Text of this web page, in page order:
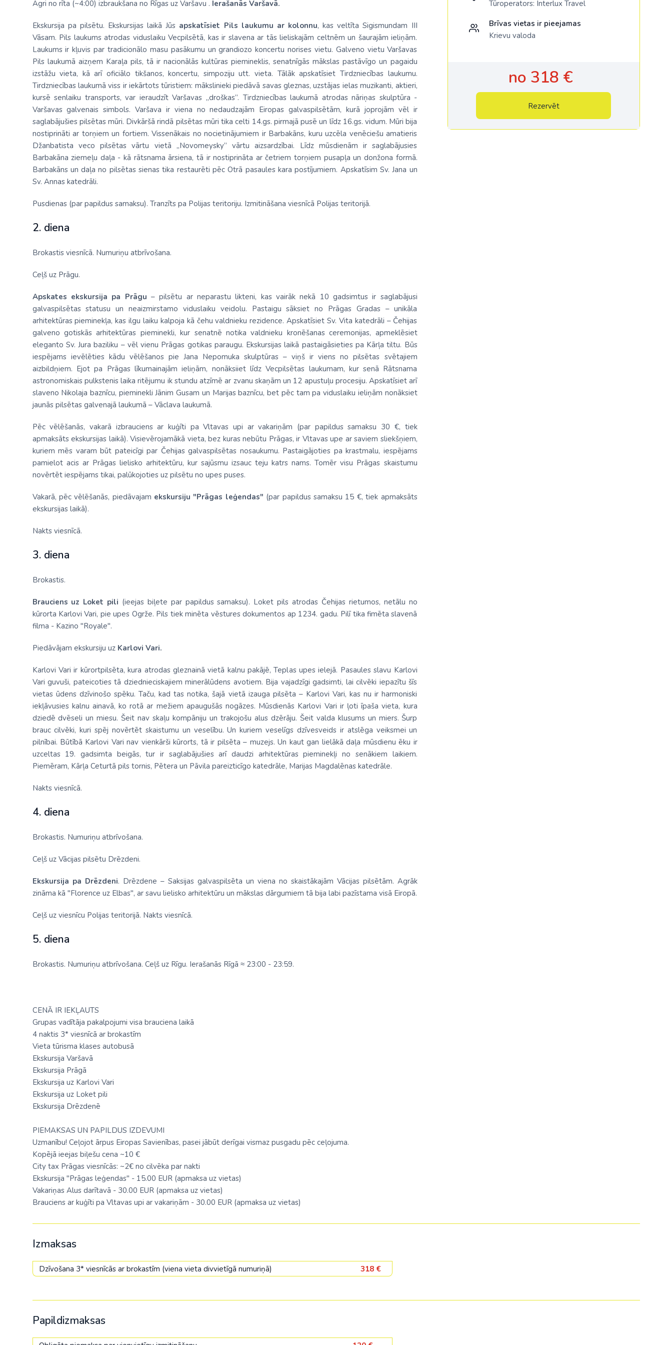
Nepāla
Omāna
Saūda Arābija
Singapūra
Šrilanka
Tadžikistāna
Taizeme
Agri no rīta (~4:00) izbraukšana no Rīgas uz Varšavu . Ierašanās Varšavā.
Ekskursija pa pilsētu. Ekskursijas laikā Jūs apskatīsiet Pils laukumu ar kolonnu, kas veltīta Sigismundam III
Vāsam. Pils laukums atrodas viduslaiku Vecpilsētā, kas ir slavena ar tās lieliskajām celtnēm un šaurajām ieliņām.
Laukums ir kļuvis par tradicionālo masu pasākumu un grandiozo koncertu norises vietu. Galveno vietu Varšavas
Pils laukumā aizņem Karaļa pils, tā ir nacionālās kultūras piemineklis, senatnīgās mākslas pastāvīgo un pagaidu
izstāžu vieta, kā arī oficiālo tikšanos, koncertu, simpoziju utt. vieta. Tālāk apskatīsiet Tirdzniecības laukumu.
Tirdzniecības laukumā viss ir iekārtots tūristiem: mākslinieki piedāvā savas gleznas, uzstājas ielas muzikanti, aktieri,
kursē senlaiku transports, var ieraudzīt Varšavas „droškas”. Tirdzniecības laukumā atrodas nāriņas skulptūra -
Varšavas galvenais simbols. Varšava ir viena no nedaudzajām Eiropas galvaspilsētām, kurā joprojām vēl ir
saglabājušies pilsētas mūri. Divkāršā rindā pilsētas mūri tika celti 14.gs. pirmajā pusē un līdz 16.gs. vidum. Mūri bija
nostiprināti ar torņiem un fortiem. Vissenākais no nocietinājumiem ir Barbakāns, kuru uzcēla venēciešu amatieris
Džanbatista veco pilsētas vārtu vietā „Novomeysky” vārtu aizsardzībai. Līdz mūsdienām ir saglabājusies
Barbakāna ziemeļu daļa - kā rātsnama ārsiena, tā ir nostiprināta ar četriem torņiem pusapļa un donžona formā.
Barbakāns un daļa no pilsētas sienas tika restaurēti pēc Otrā pasaules kara postījumiem. Apskatīsim Sv. Jana un
Sv. Annas katedrāli.
Pusdienas (par papildus samaksu). Tranzīts pa Polijas teritoriju. Izmitināšana viesnīcā Polijas teritorijā.
2. diena
Brokastis viesnīcā. Numuriņu atbrīvošana.
Ceļš uz Prāgu.
Apskates ekskursija pa Prāgu – pilsētu ar neparastu likteni, kas vairāk nekā 10 gadsimtus ir saglabājusi
galvaspilsētas statusu un neaizmirstamo viduslaiku veidolu. Pastaigu sāksiet no Prāgas Gradas – unikāla
arhitektūras pieminekļa, kas ilgu laiku kalpoja kā čehu valdnieku rezidence. Apskatīsiet Sv. Vita katedrāli – Čehijas
galveno gotiskās arhitektūras pieminekli, kur senatnē notika valdnieku kronēšanas ceremonijas, apmeklēsiet
eleganto Sv. Jura baziliku – vēl vienu Prāgas gotikas paraugu. Ekskursijas laikā pastaigāsieties pa Kārļa tiltu. Būs
iespējams ievēlēties kādu vēlēšanos pie Jana Nepomuka skulptūras – viņš ir viens no pilsētas svētajiem
aizbildņiem. Ejot pa Prāgas līkumainajām ieliņām, nonāksiiet līdz Vecpilsētas laukumam, kur senā Rātsnama
astronomiskais pulkstenis laika ritējumu ik stundu atzīmē ar zvanu skaņām un 12 apustuļu procesiju. Apskatīsiet arī
slaveno Nikolaja baznīcu, pieminekli Jānim Gusam un Marijas baznīcu, bet pēc tam pa viduslaiku ieliņām nonāksiet
jaunās pilsētas galvenajā laukumā – Vāclava laukumā.
Pēc vēlēšanās, vakarā izbrauciens ar kuģīti pa Vltavas upi ar vakariņām (par papildus samaksu 30 €, tiek
apmaksāts ekskursijas laikā). Visievērojamākā vieta, bez kuras nebūtu Prāgas, ir Vltavas upe ar saviem sliekšņiem,
kuriem mēs varam būt pateicīgi par Čehijas galvaspilsētas nosaukumu. Pastaigājoties pa krastmalu, iespējams
pamielot acis ar Prāgas lielisko arhitektūru, kur sajūsmu izsauc teju katrs nams. Tomēr visu Prāgas skaistumu
novērtēt iespējams tikai, palūkojoties uz pilsētu no upes puses.
Vakarā, pēc vēlēšanās, piedāvajam ekskursiju "Prāgas leģendas" (par papildus samaksu 15 €, tiek apmaksāts
ekskursijas laikā).
Nakts viesnīcā.
3. diena
Brokastis.
Brauciens uz Loket pili (ieejas biļete par papildus samaksu). Loket pils atrodas Čehijas rietumos, netālu no
kūrorta Karlovi Vari, pie upes Ogrže. Pils tiek minēta vēstures dokumentos ap 1234. gadu. Pilī tika fimēta slavenā
filma - Kazino "Royale".
Piedāvājam ekskursiju uz Karlovi Vari.
Karlovi Vari ir kūrortpilsēta, kura atrodas gleznainā vietā kalnu pakājē, Teplas upes ielejā. Pasaules slavu Karlovi
Vari guvuši, pateicoties tā dziednieciskajiem minerālūdens avotiem. Bija vajadzīgi gadsimti, lai cilvēki iepazītu šīs
vietas ūdens dzīvinošo spēku. Taču, kad tas notika, šajā vietā izauga pilsēta – Karlovi Vari, kas nu ir harmoniski
iekļāvusies kalnu ainavā, ko rotā ar mežiem apaugušās nogāzes. Mūsdienās Karlovi Vari ir ļoti īpaša vieta, kura
dziedē dvēseli un miesu. Šeit nav skaļu kompāniju un trakojošu alus dzērāju. Šeit valda klusums un miers. Šurp
brauc cilvēki, kuri spēj novērtēt skaistumu un veselību. Un kuriem veselīgs dzīvesveids ir atslēga veiksmei un
pilnībai. Būtībā Karlovi Vari nav vienkārši kūrorts, tā ir pilsēta – muzejs. Un kaut gan lielākā daļa mūsdienu ēku ir
uzceltas 19. gadsimta beigās, tur ir saglabājušies arī daudzi arhitektūras pieminekļi no senākiem laikiem.
Piemēram, Kārļa Ceturtā pils tornis, Pētera un Pāvila pareizticīgo katedrāle, Marijas Magdalēnas katedrāle.
Nakts viesnīcā.
4. diena
Brokastis. Numuriņu atbrīvošana.
Ceļš uz Vācijas pilsētu Drēzdeni.
Ekskursija pa Drēzdeni. Drēzdene – Saksijas galvaspilsēta un viena no skaistākajām Vācijas pilsētām. Agrāk
zināma kā "Florence uz Elbas", ar savu lielisko arhitektūru un mākslas dārgumiem tā bija labi pazīstama visā Eiropā.
Ceļš uz viesnīcu Polijas teritorijā. Nakts viesnīcā.
5. diena
Brokastis. Numuriņu atbrīvošana. Ceļš uz Rīgu. Ierašanās Rīgā ≈ 23:00 - 23:59.
CENĀ IR IEKĻAUTS
Grupas vadītāja pakalpojumi visa brauciena laikā
4 naktis 3* viesnīcā ar brokastīm
Vieta tūrisma klases autobusā
Ekskursija Varšavā
Ekskursija Prāgā
Ekskursija uz Karlovi Vari
Ekskursija uz Loket pili
Ekskursija Drēzdenē
PIEMAKSAS UN PAPILDUS IZDEVUMI
Uzmanību! Ceļojot ārpus Eiropas Savienības, pasei jābūt derīgai vismaz pusgadu pēc ceļojuma.
Kopējā ieejas biļešu cena ~10 €
City tax Prāgas viesnīcās: ~2€ no cilvēka par nakti
Ekskursija "Prāgas leģendas" - 15.00 EUR (apmaksa uz vietas)
Vakariņas Alus darītavā - 30.00 EUR (apmaksa uz vietas)
Brauciens ar kuģīti pa Vltavas upi ar vakariņām - 30.00 EUR (apmaksa uz vietas)
Tūroperators: Interlux Travel
Brīvas vietas ir pieejamas
Krievu valoda
no 318 €
Rezervēt
Izmaksas
Dzīvošana 3* viesnīcās ar brokastīm (viena vieta divvietīgā numuriņā) 318 €
Papildizmaksas